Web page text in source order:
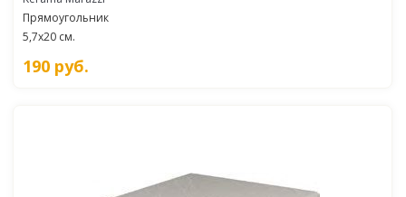
Прямоугольник
5,7x20 см.
190 руб.